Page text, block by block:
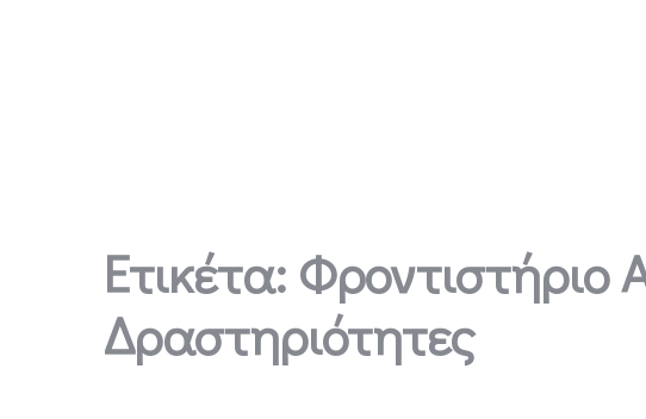
Ετικέτα: Φροντιστήριο
Δραστηριότητες